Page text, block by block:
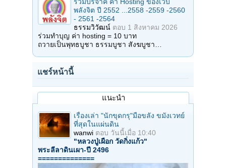
พลังจิต ปี 2552 ...2558 -2559 -2560
- 2561 -2564
ธรรมวิวัฒน์ ตอบ 1 สิงหาคม 2026
ร่วมทำบุญ ค่า hosting = 10 บาท
ถวายเป็นพุทธบูชา ธรรมบูชา สังฆบูชา…
แชร์หน้านี้
แนะนำ
เรื่องเล่า "นักขุดกรุ"มือขลัง ขมังเวทย์
ที่สุดในแผ่นดิน
wanwi ตอบ วันนี้เมื่อ 10:40
"หลวงปู่เผือก วัดกิ่งแก้ว"
พระลีลาดินเผา-ปี 2496
==============